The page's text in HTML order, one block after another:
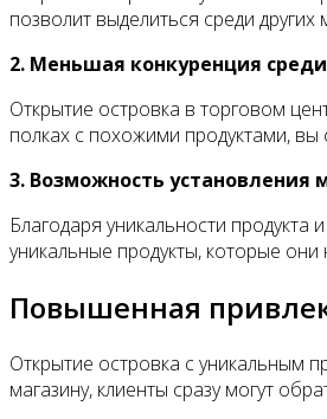
позволит выделиться среди
2. Меньшая конкуренция
Открытие островка в торговом
полках с похожими продуктами, вы
3. Возможность установления
Благодаря уникальности
уникальные продукты, которые они
Повышенная
Открытие островка с уникальным
магазину, клиенты сразу могут